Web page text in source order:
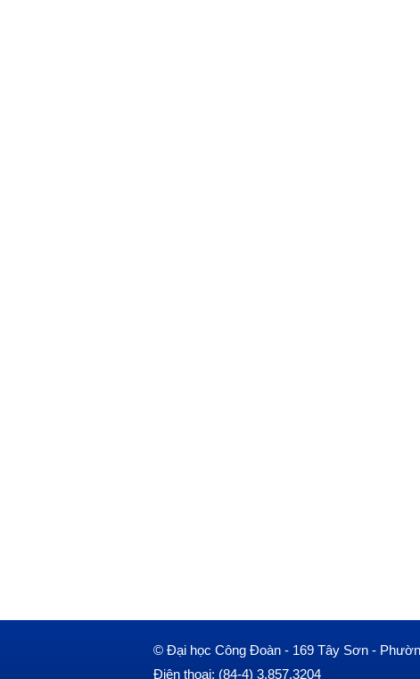
© Đại học Công Đoàn - 169 Tây Sơn -
Điện thoại: (84-4) 3.857.3204